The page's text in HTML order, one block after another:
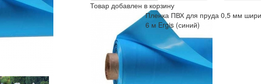
Товар добавлен в корзину
Пленка ПВХ для пруда 0,5 мм
6 м Ergis (синий)